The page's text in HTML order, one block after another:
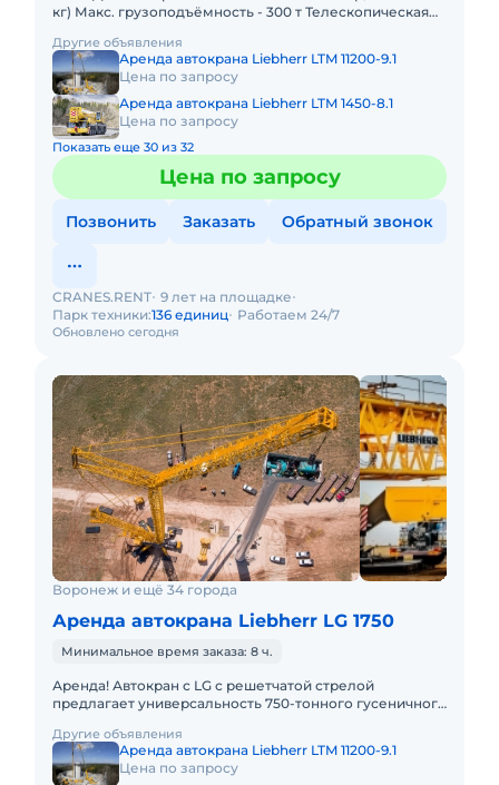
кг) Макс. грузоподъёмность - 300 т Телескопическая
Другие объявления
Аренда автокрана Liebherr LTM 11200-9.1
Цена по запросу
Аренда автокрана Liebherr LTM 1450-8.1
Цена по запросу
Показать еще 30 из 32
Цена по запросу
Позвонить Заказать Обратный звонок
Обновлено сегодня
CRANES.RENT 9 лет на площадке
Парк техники:136 единиц Работаем 24/7
Воронеж и ещё 34 города
Аренда автокрана Liebherr LG 1750
Минимальное время заказа: 8 ч.
Аренда! Автокран с LG с решетчатой стрелой
предлагает универсальность 750-тонного гусеничного
автокрана. LIEBHER
Другие объявления
Аренда автокрана Liebherr LTM 11200-9.1
Цена по запросу